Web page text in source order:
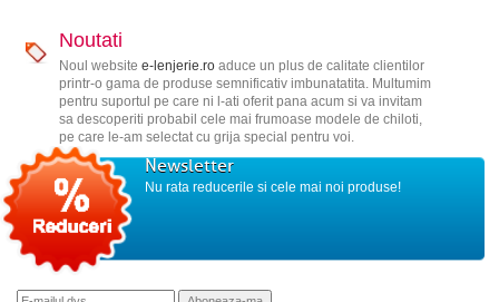
Noutati
Noul website e-lenjerie.roaduce un plus de calitate clientilor
printr-o gama de produse semnificativ imbunatatita. Multumim
pentru suportul pe care ni l-ati oferit pana acum si va invitam
sa descoperiti probabil cele mai frumoase modele de chiloti,
pe care le-am selectat cu grija special pentru voi.
Newsletter
Nu rata reducerile si cele mai noi produse!